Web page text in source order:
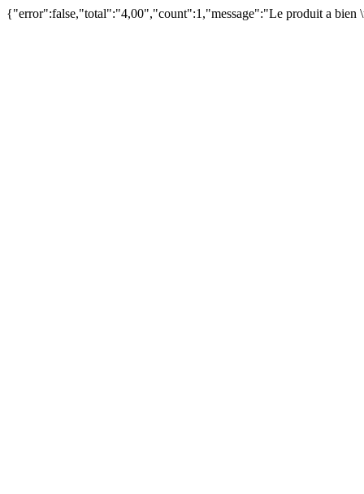
{"error":false,"total":"4,00","count":1,"message":"Le produit a bien